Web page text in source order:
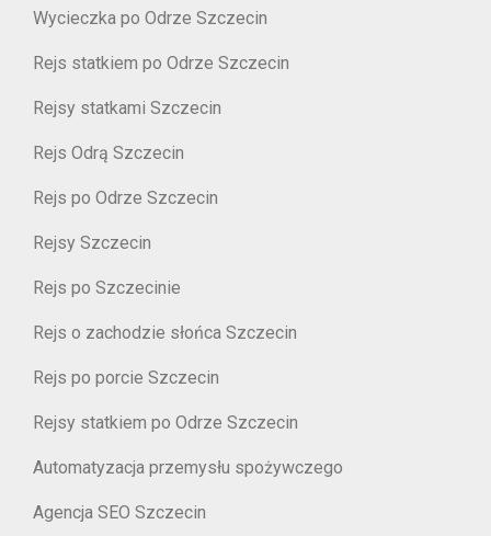
Wycieczka po Odrze Szczecin
Rejs statkiem po Odrze Szczecin
Rejsy statkami Szczecin
Rejs Odrą Szczecin
Rejs po Odrze Szczecin
Rejsy Szczecin
Rejs po Szczecinie
Rejs o zachodzie słońca Szczecin
Rejs po porcie Szczecin
Rejsy statkiem po Odrze Szczecin
Automatyzacja przemysłu spożywczego
Agencja SEO Szczecin